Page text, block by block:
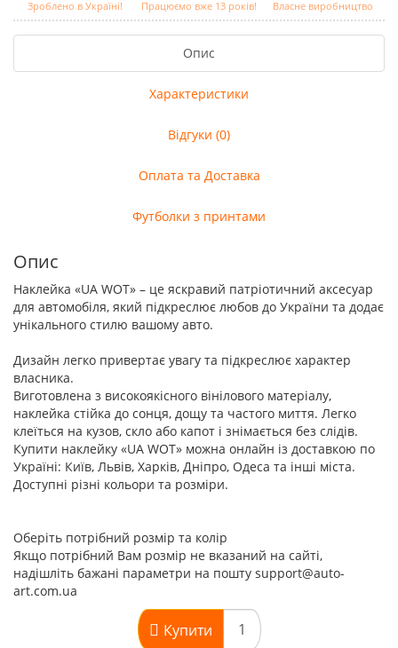
Зроблено в Україні! Працюємо вже 13 років! Власне виробництво
Опис
Характеристики
Відгуки (0)
Оплата та Доставка
Футболки з принтами
Опис
Наклейка «UA WOT» – це яскравий патріотичний аксесуар
для автомобіля, який підкреслює любов до України та додає
унікального стилю вашому авто.
Дизайн легко привертає увагу та підкреслює характер
власника.
Виготовлена з високоякісного вінілового матеріалу,
наклейка стійка до сонця, дощу та частого миття. Легко
клеїться на кузов, скло або капот і знімається без слідів.
Купити наклейку «UA WOT» можна онлайн із доставкою по
Україні: Київ, Львів, Харків, Дніпро, Одеса та інші міста.
Доступні різні кольори та розміри.
Оберіть потрібний розмір та колір
Якщо потрібний Вам розмір не вказаний на сайті,
надішліть бажані параметри на пошту support@auto-
art.com.ua
Купити